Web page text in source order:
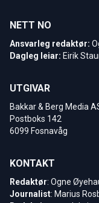
NETT NO
Ansvarleg redaktør:
Dagleg leiar: Eirik
UTGIVAR
Bakkar & Berg Media
Postboks 142
6099 Fosnavåg
KONTAKT
Redaktør: Ogne
Journalist: Marius